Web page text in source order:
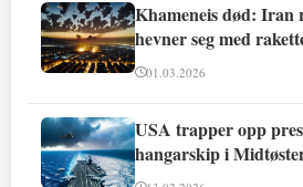
Khameneis død: Iran
hevner seg med
01.03.2026
USA trapper opp
hangarskip i